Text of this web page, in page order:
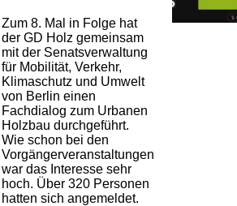
Zum 8. Mal in Folge hat
der GD Holz gemeinsam
mit der Senatsverwaltung
für Mobilität, Verkehr,
Klimaschutz und Umwelt
von Berlin einen
Fachdialog zum Urbanen
Holzbau durchgeführt.
Wie schon bei den
Vorgängerveranstaltungen
war das Interesse sehr
hoch. Über 320 Personen
hatten sich angemeldet.